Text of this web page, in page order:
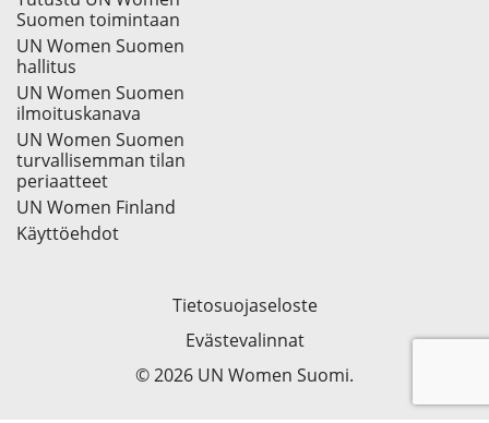
Suomen toimintaan
UN Women Suomen
hallitus
UN Women Suomen
ilmoituskanava
UN Women Suomen
turvallisemman tilan
periaatteet
UN Women Finland
Käyttöehdot
Tietosuojaseloste
Evästevalinnat
© 2026 UN Women Suomi.